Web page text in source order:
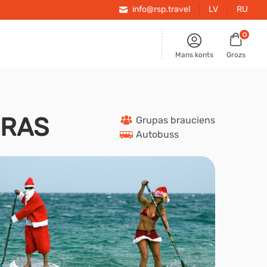
info@rsp.travel LV RU
Mans konts
0
Grozs
Grupas brauciens
Autobuss